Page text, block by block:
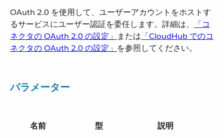
OAuth 2.0 を使用して、ユーザーアカウントをホストす
るサービスにユーザー認証を委任します。詳細は、​
「コ
ネクタの OAuth 2.0 の設定」 ​または​ 「CloudHub でのコ
ネクタの OAuth 2.0 の設定」 ​を参照してください。
パラメーター
名前 型 説明